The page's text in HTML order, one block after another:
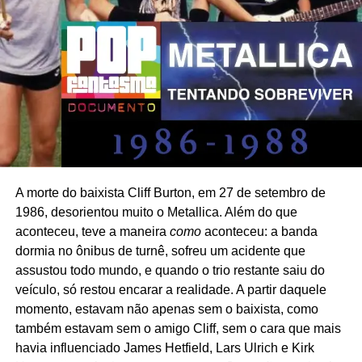
A versão poderia ser uma bela pirataria, mas vira oficial
nesse mês: vai aparecer em uma reedição deA way of
life, prevista para o dia 26. A edição de luxo estará
USAe em CD com quatro faixas bônus, além do formato
digital. O material extra inclui versões ao vivo de
DevastationeCheree, bem como uma versão inicial de
estúdio deDominic Christ. O pesquisador Jared Artaud
encontrou as faixas enquanto trabalhava no arquivo de
Vega, após a morte do cantor em 2016.
A morte do baixista Cliff Burton, em 27 de setembro de
1986, desorientou muito o Metallica. Além do que
aconteceu, teve a maneira comoaconteceu: a banda
dormia no ônibus de turnê, sofreu um acidente que
assustou todo mundo, e quando o trio restante saiu do
veículo, só restou encarar a realidade. A partir daquele
momento, estavam não apenas sem o baixista, como
também estavam sem o amigo Cliff, sem o cara que mais
havia influenciado James Hetfield, Lars Ulrich e Kirk